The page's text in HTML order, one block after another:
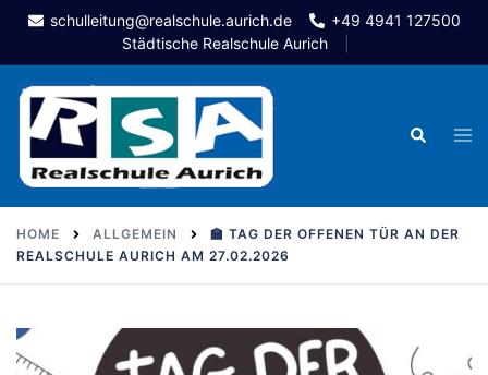
Skip
content
schulleitung@realschule.aurich.de
+49 4941 127500
Städtische Realschule Aurich
Search
HOME ALLGEMEIN
🏫 TAG DER OFFENEN TÜR AN DER
REALSCHULE AURICH AM 27.02.2026